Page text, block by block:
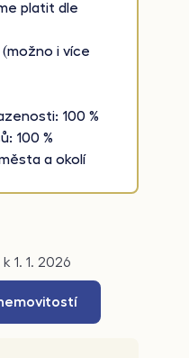
platit dle
(možno i více
100 %
100 %
a okolí
1. 1. 2026